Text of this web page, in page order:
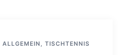
ALLGEMEIN , TISCHTENNIS